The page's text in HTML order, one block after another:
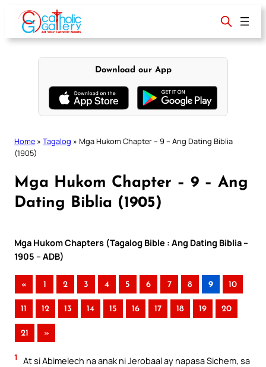
content
Download our App
Home » Tagalog » Mga Hukom Chapter – 9 – Ang Dating Biblia
(1905)
Mga Hukom Chapter – 9 – Ang
Dating Biblia (1905)
Mga Hukom Chapters (Tagalog Bible : Ang Dating Biblia –
1905 – ADB)
« 1 2 3 4 5 6 7 8 9 10
11 12 13 14 15 16 17 18 19 20
21 »
1
At si Abimelech na anak ni Jerobaal ay napasa Sichem, sa